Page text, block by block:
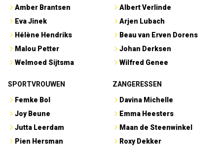
Amber Brantsen
Eva Jinek
Hélène Hendriks
Malou Petter
Welmoed Sijtsma
Albert Verlinde
Arjen Lubach
Beau van Erven Dorens
Johan Derksen
Wilfred Genee
SPORTVROUWEN
Femke Bol
Joy Beune
Jutta Leerdam
Pien Hersman
ZANGERESSEN
Davina Michelle
Emma Heesters
Maan de Steenwinkel
Roxy Dekker